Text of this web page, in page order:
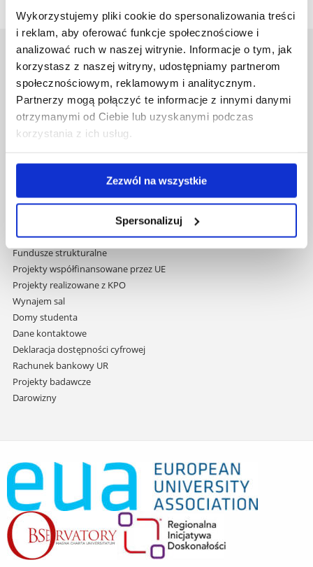
Wykorzystujemy pliki cookie do spersonalizowania treści
i reklam, aby oferować funkcje społecznościowe i
analizować ruch w naszej witrynie. Informacje o tym, jak
korzystasz z naszej witryny, udostępniamy partnerom
społecznościowym, reklamowym i analitycznym.
Partnerzy mogą połączyć te informacje z innymi danymi
otrzymanymi od Ciebie lub uzyskanymi podczas
korzystania z ich usług.
Zezwól na wszystkie
Spersonalizuj
Uniwersytet Rzeszowski
Al. Tadeusza Rejtana 16C
35-959 Rzeszów
Pomiń
nawigację
przejdź
treści
Polityka prywatności
Mapa serwisu
Studia podyplomowe
Zamówienia publiczne
Fundusze strukturalne
Projekty współfinansowane przez UE
Projekty realizowane z KPO
Wynajem sal
Domy studenta
Dane kontaktowe
Deklaracja dostępności cyfrowej
Rachunek bankowy UR
Projekty badawcze
Darowizny